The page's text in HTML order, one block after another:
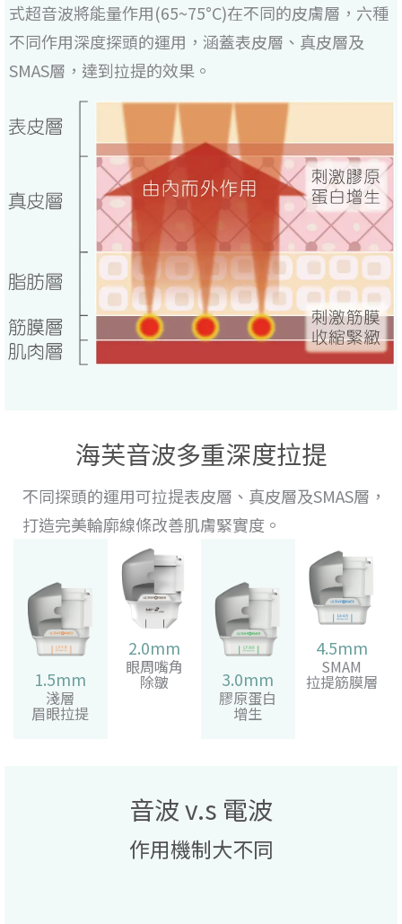
式超音波將能量作用(65~75°C)在不同的皮膚層，六種
不同作用深度探頭的運用，涵蓋表皮層、真皮層及
SMAS層，達到拉提的效果。
海芙音波多重深度拉提
不同探頭的運用可拉提表皮層、真皮層及SMAS層，
打造完美輪廓線條改善肌膚緊實度。
1.5mm
淺層
眉眼拉提
2.0mm
眼周嘴角
除皺 3.0mm
膠原蛋白
增生
4.5mm
SMAM
拉提筋膜層
音波 v.s 電波
作用機制大不同